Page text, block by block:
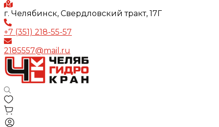
г. Челябинск, Свердловский тракт, 17Г
+7 (351) 218-55-57
2185557@mail.ru